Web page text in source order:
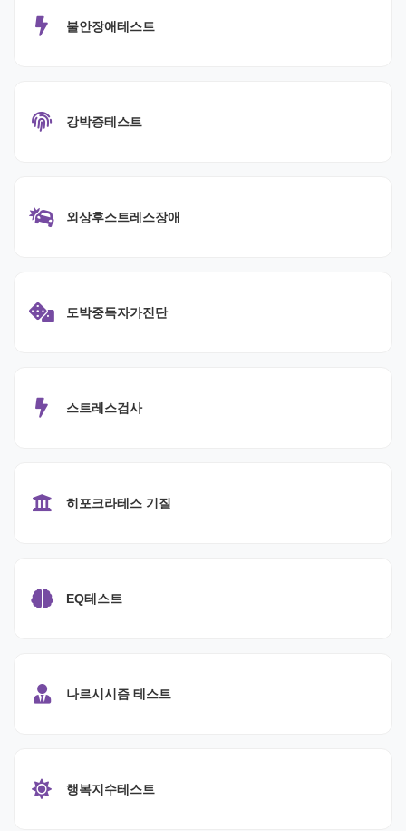
불안장애테스트
강박증테스트
외상후스트레스장애
도박중독자가진단
스트레스검사
히포크라테스 기질
EQ테스트
나르시시즘 테스트
행복지수테스트